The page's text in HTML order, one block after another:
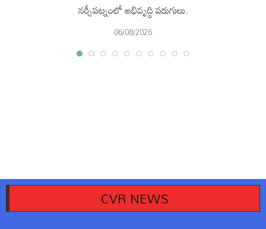
నర్సీపట్నంలో అభివృద్ధి పరుగులు.
06/08/2026
CVR NEWS